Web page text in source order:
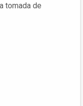
tomada de